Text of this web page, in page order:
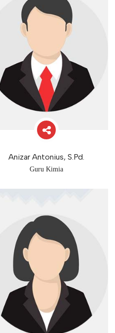
Anizar Antonius, S.Pd.
Guru Kimia